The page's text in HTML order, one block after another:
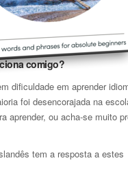
comigo?
dificuldade em aprender
foi desencorajada na
aprender, ou acha-se muito
tem a resposta a estes